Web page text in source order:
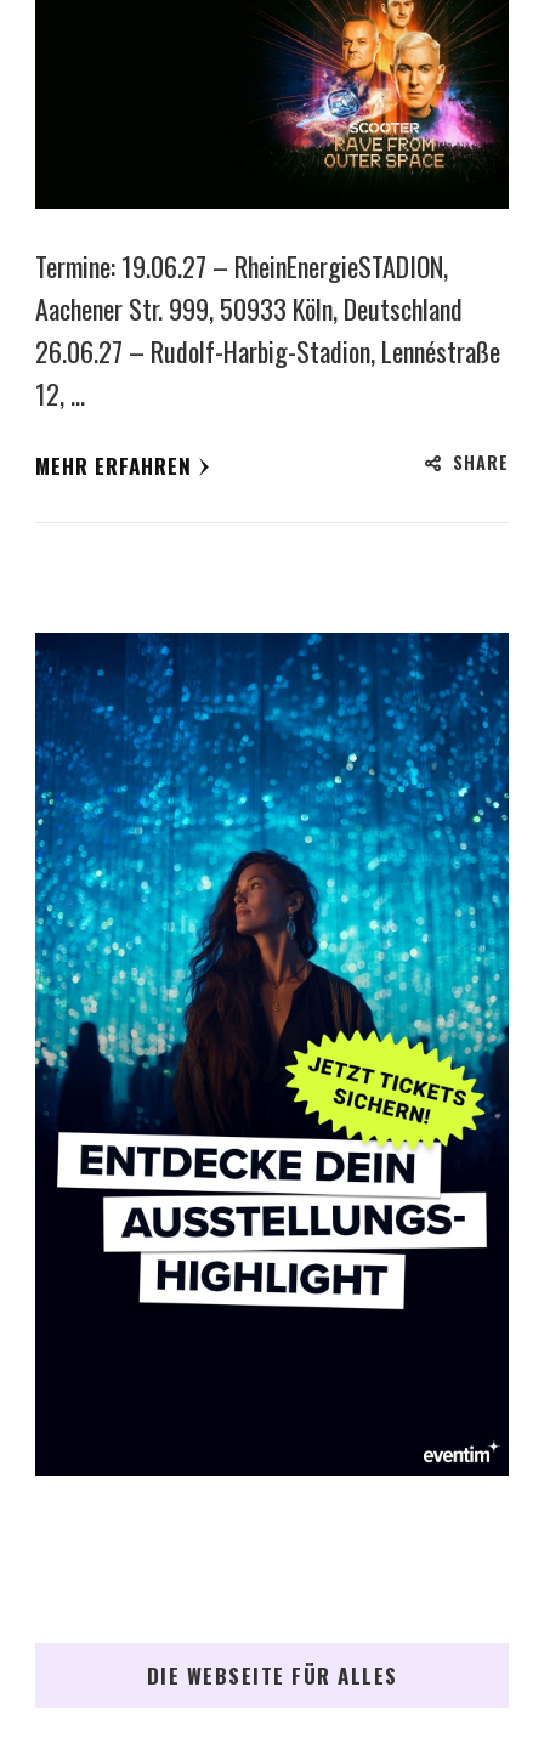
Termine: 19.06.27 – RheinEnergieSTADION,
Aachener Str. 999, 50933 Köln, Deutschland
26.06.27 – Rudolf-Harbig-Stadion, Lennéstraße
12, …
MEHR ERFAHREN SHARE
DIE WEBSEITE FÜR ALLES